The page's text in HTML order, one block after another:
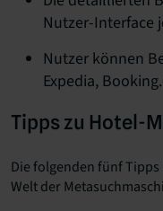
Nutzer-Interface
Nutzer können
Expedia,
Tipps zu Hotel-
Die folgenden fünf
Welt der